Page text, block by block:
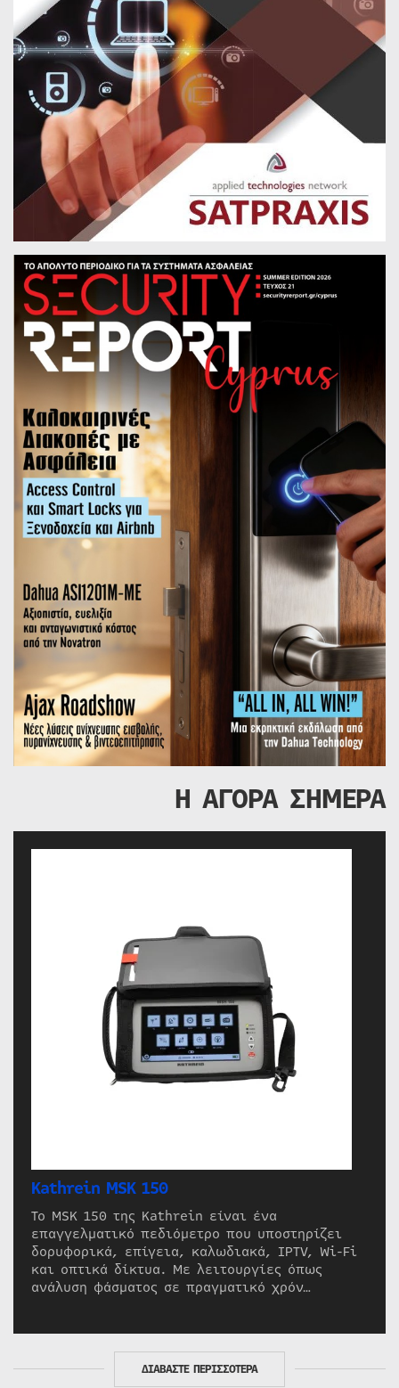
Η ΑΓΟΡΑ ΣΗΜΕΡΑ
Kathrein MSK 150
Το MSK 150 της Kathrein είναι ένα
επαγγελματικό πεδιόμετρο που υποστηρίζει
δορυφορικά, επίγεια, καλωδιακά, IPTV, Wi-Fi
και οπτικά δίκτυα. Με λειτουργίες όπως
ανάλυση φάσματος σε πραγματικό χρόν…
ΔΙΑΒΑΣΤΕ ΠΕΡΙΣΣΟΤΕΡΑ